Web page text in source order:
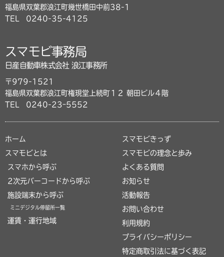
福島県双葉郡浪江町幾世橋田中前38-1
TEL 0240-35-4125
スマモビ事務局
日産自動車株式会社 浪江事務所
〒979-1521
福島県双葉郡浪江町権現堂上続町１２ 朝田ビル４階
TEL 0240-23ｰ5552
ホーム
スマモビとは
スマホから呼ぶ
2次元バーコードから呼ぶ
施設端末から呼ぶ
ミニデジタル停留所一覧
運賃・運行地域
スマモビきっず
スマモビの理念と歩み
よくある質問
お知らせ
活動報告
お問い合わせ
利用規約
プライバシーポリシー
特定商取引法に基づく表記